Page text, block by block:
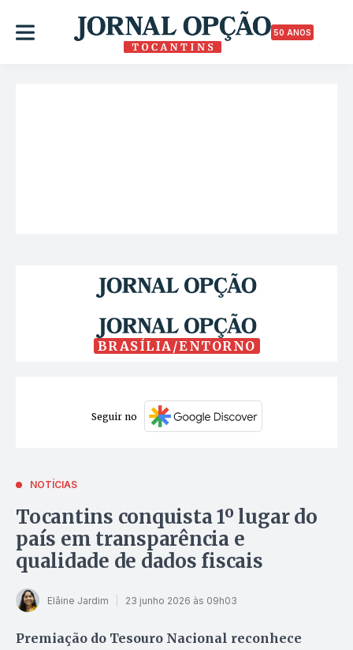
50 ANOS
BRASÍLIA/ENTORNO
Seguir no
NOTÍCIAS
Tocantins conquista 1º lugar do
país em transparência e
qualidade de dados fiscais
Elâine Jardim 23 junho 2026 às 09h03
Premiação do Tesouro Nacional reconhece